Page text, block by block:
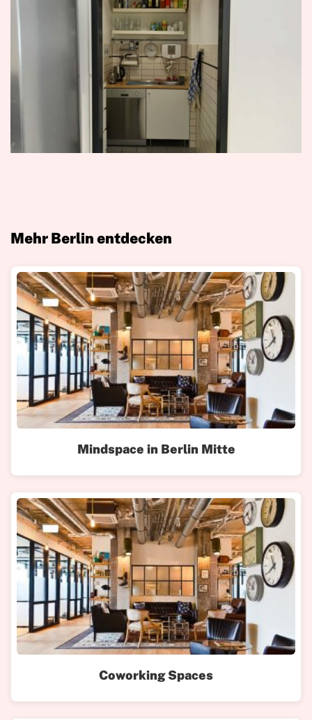
Mehr Berlin entdecken
Mindspace in Berlin Mitte
Coworking Spaces